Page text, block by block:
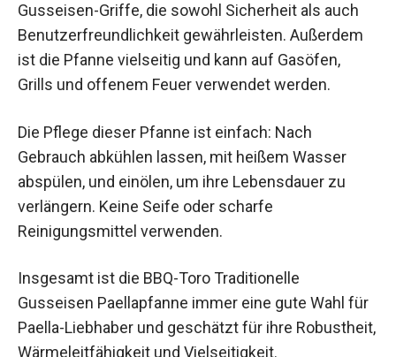
Gusseisen-Griffe, die sowohl Sicherheit als auch
Benutzerfreundlichkeit gewährleisten. Außerdem
ist die Pfanne vielseitig und kann auf Gasöfen,
Grills und offenem Feuer verwendet werden.
Die Pflege dieser Pfanne ist einfach: Nach
Gebrauch abkühlen lassen, mit heißem Wasser
abspülen, und einölen, um ihre Lebensdauer zu
verlängern. Keine Seife oder scharfe
Reinigungsmittel verwenden.
Insgesamt ist die BBQ-Toro Traditionelle
Gusseisen Paellapfanne immer eine gute Wahl für
Paella-Liebhaber und geschätzt für ihre Robustheit,
Wärmeleitfähigkeit und Vielseitigkeit.